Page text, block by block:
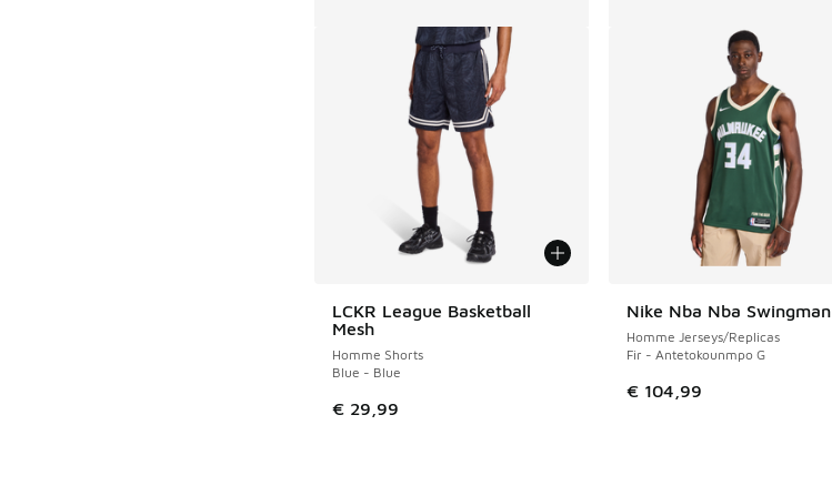
LCKR League Basketball
Mesh
Homme Shorts
Blue - Blue
€ 29,99
Nike Nba Nba Swingman
Homme Jerseys/Replicas
Fir - Antetokounmpo G
€ 104,99